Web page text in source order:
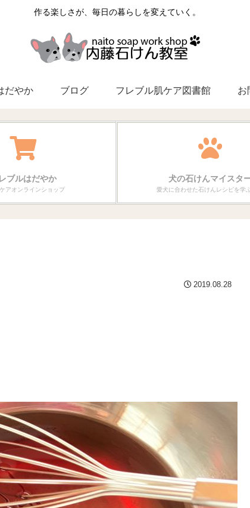
作る楽しさが、毎日の暮らしを変えていく。
だやか ブログ フレブル肌ケア図書館 お
ブルはだやか
アオンラインショップ
犬の石けんマイスタ
愛犬に合わせた石けんレシピを学
2019.08.28